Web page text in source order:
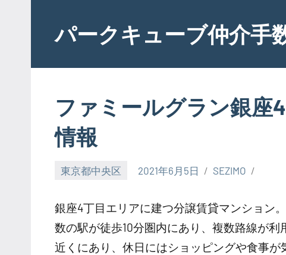
contentパークキューブ仲介手
ファミールグラン銀座
情報
東京都中央区 2021年6月5日 SEZIMO
銀座4丁目エリアに建つ分譲賃貸マンション
数の駅が徒歩10分圏内にあり、複数路線が
近くにあり、休日にはショッピングや食事が